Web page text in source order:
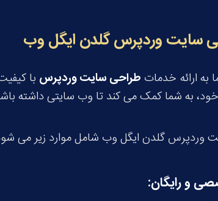
سایت وردپرس گلدن ایگل وب
به ارائه خدمات طراحی سایت وردپرس با
به شما کمک می کند تا وب سایتی داشته
وردپرس گلدن ایگل وب شامل موارد زیر می
و رایگان: